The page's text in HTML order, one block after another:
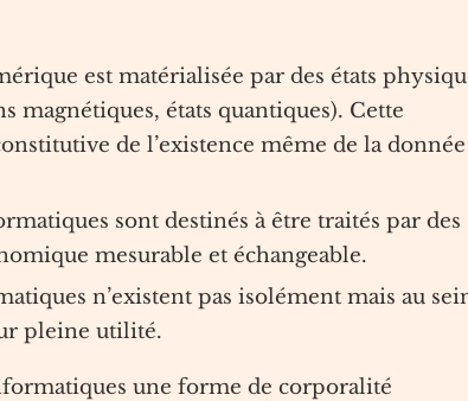
est matérialisée par des états
magnétiques, états quantiques). Cette
de l’existence même de la donnée
sont destinés à être traités par des
mesurable et échangeable.
n’existent pas isolément mais au
pleine utilité.
une forme de corporalité